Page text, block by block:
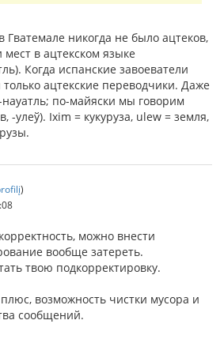
Гватемале никогда не было ацтеков,
в ацтекском языке
Когда испанские завоеватели
ацтекские переводчики. Даже
по-майяски мы говорим
улеў). Ixim = кукуруза, ulew = земля,
)
можно внести
вообще затереть.
твою подкорректировку.
возможность чистки мусора и
сообщений.